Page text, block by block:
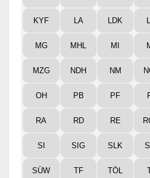
KYF LA LDK
MG MHL MI
MZG NDH NM
OH PB PF
RA RD RE
SI SIG SLK
SÜW TF TÖL